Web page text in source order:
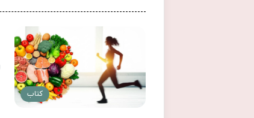
کتاب